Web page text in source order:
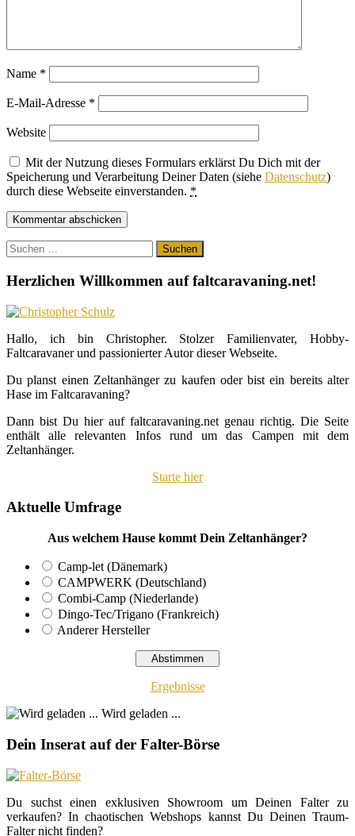
Name *
E-Mail-Adresse *
Website
Mit der Nutzung dieses Formulars erklärst Du Dich mit der
Speicherung und Verarbeitung Deiner Daten (siehe Datenschutz)
durch diese Webseite einverstanden. *
Suchen
nach:
Herzlichen Willkommen auf faltcaravaning.net!
Hallo, ich bin Christopher. Stolzer Familienvater, Hobby-
Faltcaravaner und passionierter Autor dieser Webseite.
Du planst einen Zeltanhänger zu kaufen oder bist ein bereits alter
Hase im Faltcaravaning?
Dann bist Du hier auf faltcaravaning.net genau richtig. Die Seite
enthält alle relevanten Infos rund um das Campen mit dem
Zeltanhänger.
Starte hier
Aktuelle Umfrage
Aus welchem Hause kommt Dein Zeltanhänger?
Camp-let (Dänemark)
CAMPWERK (Deutschland)
Combi-Camp (Niederlande)
Dingo-Tec/Trigano (Frankreich)
Anderer Hersteller
Ergebnisse
Wird geladen ...
Dein Inserat auf der Falter-Börse
Du suchst einen exklusiven Showroom um Deinen Falter zu
verkaufen? In chaotischen Webshops kannst Du Deinen Traum-
Falter nicht finden?